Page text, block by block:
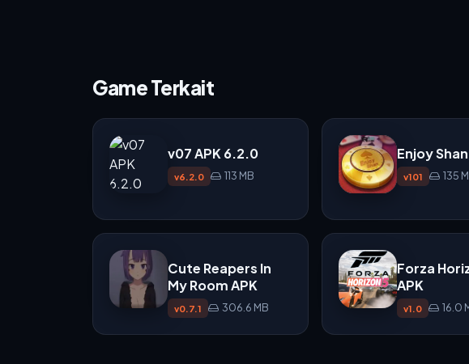
Game Terkait
v07 APK 6.2.0
v6.2.0 113 MB
Enjoy
v101 135
Cute Reapers In
My Room APK
v0.7.1 306.6 MB
Forza
APK
v1.0 16.0